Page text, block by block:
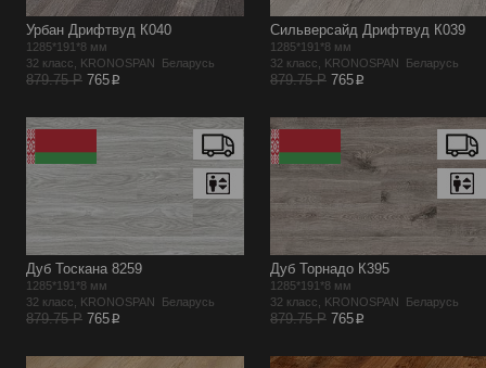
Урбан Дрифтвуд К040
1285*191*8 мм
32 класс, KRONOSPAN Беларусь
879.75 Р 765p
Сильверсайд Дрифтвуд К039
1285*191*8 мм
32 класс, KRONOSPAN Беларусь
879.75 Р 765p
Дуб Тоскана 8259
1285*191*8 мм
32 класс, KRONOSPAN Беларусь
879.75 Р 765p
Дуб Торнадо К395
1285*191*8 мм
32 класс, KRONOSPAN Беларусь
879.75 Р 765p